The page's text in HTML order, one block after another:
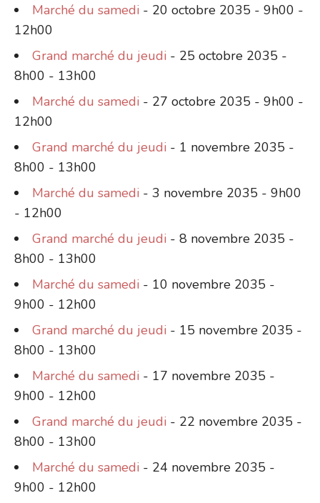
Marché du samedi - 20 octobre 2035 - 9h00 -
12h00
Grand marché du jeudi - 25 octobre 2035 -
8h00 - 13h00
Marché du samedi - 27 octobre 2035 - 9h00 -
12h00
Grand marché du jeudi - 1 novembre 2035 -
8h00 - 13h00
Marché du samedi - 3 novembre 2035 - 9h00
- 12h00
Grand marché du jeudi - 8 novembre 2035 -
8h00 - 13h00
Marché du samedi - 10 novembre 2035 -
9h00 - 12h00
Grand marché du jeudi - 15 novembre 2035 -
8h00 - 13h00
Marché du samedi - 17 novembre 2035 -
9h00 - 12h00
Grand marché du jeudi - 22 novembre 2035 -
8h00 - 13h00
Marché du samedi - 24 novembre 2035 -
9h00 - 12h00